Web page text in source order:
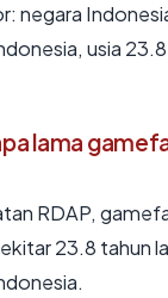
negara
usia
lama
RDAP,
23.8 tahun